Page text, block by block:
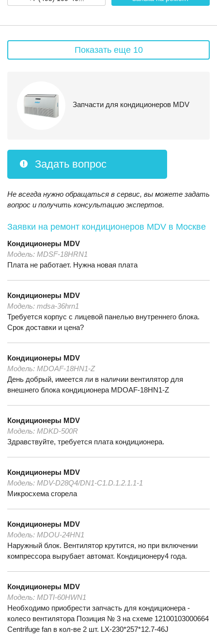
Показать еще 10
Запчасти для кондиционеров MDV
Задать вопрос
Не всегда нужно обращаться в сервис, вы можете задать
вопрос и получить консультацию экспертов.
Заявки на ремонт кондиционеров MDV в Москве
Кондиционеры MDV
Модель: MDSF-18HRN1
Плата не работает. Нужна новая плата
Кондиционеры MDV
Модель: mdsa-36hrn1
Требуется корпус с лицевой панелью внутреннего блока.
Срок доставки и цена?
Кондиционеры MDV
Модель: MDOAF-18HN1-Z
День добрый, имеется ли в наличии вентилятор для
внешнего блока кондиционера MDOAF-18HN1-Z
Кондиционеры MDV
Модель: MDKD-500R
Здравствуйте, требуется плата кондиционера.
Кондиционеры MDV
Модель: MDV-D28Q4/DN1-C1.D.1.2.1.1-1
Микросхема сгорела
Кондиционеры MDV
Модель: MDOU-24HN1
Наружный блок. Вентилятор крутится, но при включении
компрессора вырубает автомат. Кондиционеру4 года.
Кондиционеры MDV
Модель: MDTI-60HWN1
Необходимо приобрести запчасть для кондиционера -
колесо вентилятора Позиция № 3 на схеме 12100103000664
Centrifuge fan в кол-ве 2 шт. LX-230*257*12.7-46J